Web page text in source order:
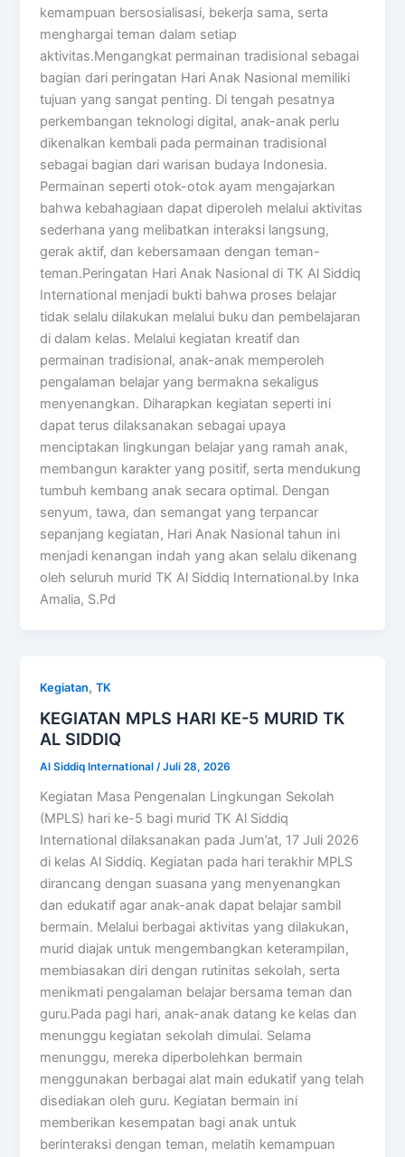
kemampuan bersosialisasi, bekerja sama, serta
menghargai teman dalam setiap
aktivitas.Mengangkat permainan tradisional sebagai
bagian dari peringatan Hari Anak Nasional memiliki
tujuan yang sangat penting. Di tengah pesatnya
perkembangan teknologi digital, anak-anak perlu
dikenalkan kembali pada permainan tradisional
sebagai bagian dari warisan budaya Indonesia.
Permainan seperti otok-otok ayam mengajarkan
bahwa kebahagiaan dapat diperoleh melalui aktivitas
sederhana yang melibatkan interaksi langsung,
gerak aktif, dan kebersamaan dengan teman-
teman.Peringatan Hari Anak Nasional di TK Al Siddiq
International menjadi bukti bahwa proses belajar
tidak selalu dilakukan melalui buku dan pembelajaran
di dalam kelas. Melalui kegiatan kreatif dan
permainan tradisional, anak-anak memperoleh
pengalaman belajar yang bermakna sekaligus
menyenangkan. Diharapkan kegiatan seperti ini
dapat terus dilaksanakan sebagai upaya
menciptakan lingkungan belajar yang ramah anak,
membangun karakter yang positif, serta mendukung
tumbuh kembang anak secara optimal. Dengan
senyum, tawa, dan semangat yang terpancar
sepanjang kegiatan, Hari Anak Nasional tahun ini
menjadi kenangan indah yang akan selalu dikenang
oleh seluruh murid TK Al Siddiq International.by Inka
Amalia, S.Pd
Kegiatan,TK
KEGIATAN MPLS HARI KE-5 MURID TK
AL SIDDIQ
Al Siddiq International/Juli 28, 2026
Kegiatan Masa Pengenalan Lingkungan Sekolah
(MPLS) hari ke-5 bagi murid TK Al Siddiq
International dilaksanakan pada Jum’at, 17 Juli 2026
di kelas Al Siddiq. Kegiatan pada hari terakhir MPLS
dirancang dengan suasana yang menyenangkan
dan edukatif agar anak-anak dapat belajar sambil
bermain. Melalui berbagai aktivitas yang dilakukan,
murid diajak untuk mengembangkan keterampilan,
membiasakan diri dengan rutinitas sekolah, serta
menikmati pengalaman belajar bersama teman dan
guru.Pada pagi hari, anak-anak datang ke kelas dan
menunggu kegiatan sekolah dimulai. Selama
menunggu, mereka diperbolehkan bermain
menggunakan berbagai alat main edukatif yang telah
disediakan oleh guru. Kegiatan bermain ini
memberikan kesempatan bagi anak untuk
berinteraksi dengan teman, melatih kemampuan